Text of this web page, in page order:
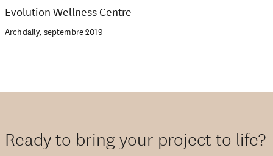
Evolution Wellness Centre
Archdaily, septembre 2019
Ready to bring your project to life?